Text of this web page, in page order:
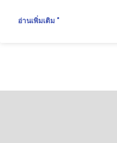
อ่านเพิ่มเติม "